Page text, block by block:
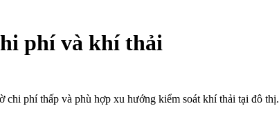
phí và khí thải
phí thấp và phù hợp xu hướng kiểm soát khí thải tại đô thị.